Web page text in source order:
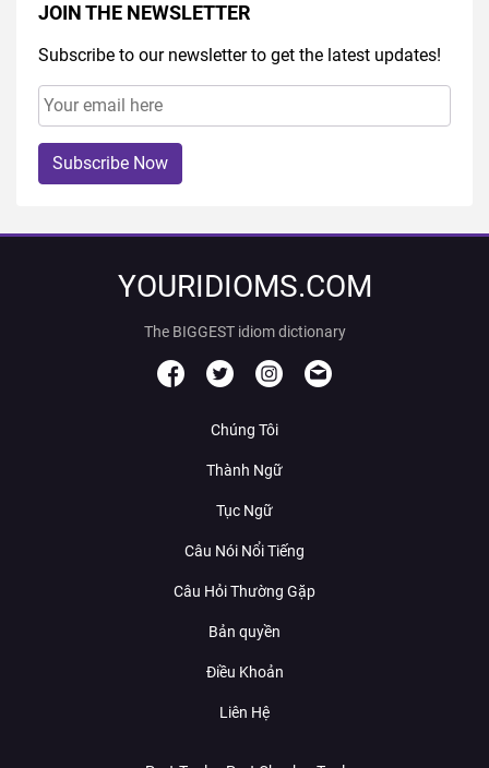
JOIN THE NEWSLETTER
Subscribe to our newsletter to get the latest updates!
Subscribe Now
YOURIDIOMS.COM
The BIGGEST idiom dictionary
Chúng Tôi
Thành Ngữ
Tục Ngữ
Câu Nói Nổi Tiếng
Câu Hỏi Thường Gặp
Bản quyền
Điều Khoản
Liên Hệ